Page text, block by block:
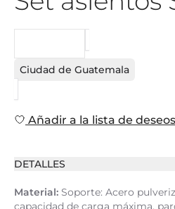
Ciudad de Guatemala
Añadir a la lista de deseos
DETALLES
Material: Soporte: Acero
capacidad de carga máxima,